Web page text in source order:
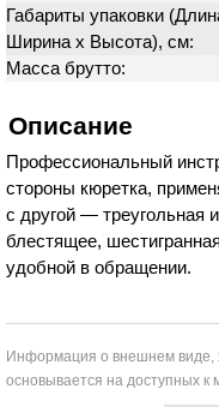
Габариты упаковки
Ширина х Высота), см:
Масса брутто:
Описание
Профессиональный
стороны кюретка,
с другой — треугольная
блестящее,
удобной в обращении.
Информация о внешнем виде,
основывается на доступных к